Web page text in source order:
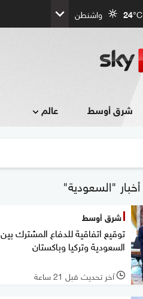
24°C واشنطن
شرق أوسط عالم
شرق أوسط
توقيع اتفاقية للدفاع المشترك بين
السعودية وتركيا وباكستان
l آخر تحديث قبل 21 ساعة